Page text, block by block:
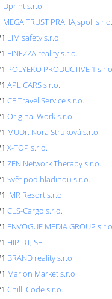
Dprint s.r.o.
MEGA TRUST PRAHA,spol. s
LIM safety s.r.o.
FINEZZA reality s.r.o.
POLYEKO PRODUCTIVE 1
APL CARS s.r.o.
CE Travel Service s.r.o.
Original Work s.r.o.
MUDr. Nora Struková s.r.o.
X-TOP s.r.o.
ZEN Network Therapy s.r.o.
Svět pod hladinou s.r.o.
IMR Resort s.r.o.
CLS-Cargo s.r.o.
ENVOGUE MEDIA GROUP
HIP DT, SE
BRAND reality s.r.o.
Marion Market s.r.o.
Chilli Code s.r.o.